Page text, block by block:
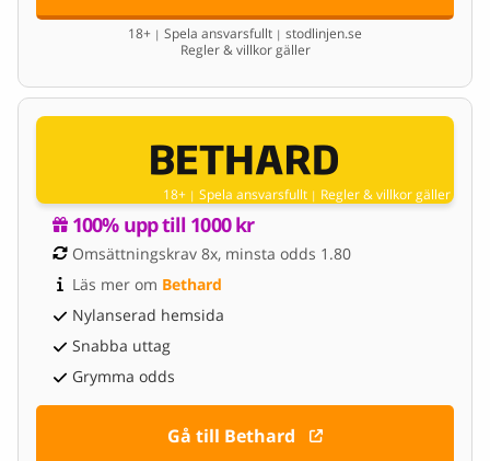
18+ | Spela ansvarsfullt | stodlinjen.se
Regler & villkor gäller
18+ | Spela ansvarsfullt | Regler & villkor gäller
100% upp till 1000 kr
Omsättningskrav 8x, minsta odds 1.80
Läs mer om Bethard
Nylanserad hemsida
Snabba uttag
Grymma odds
Gå till Bethard